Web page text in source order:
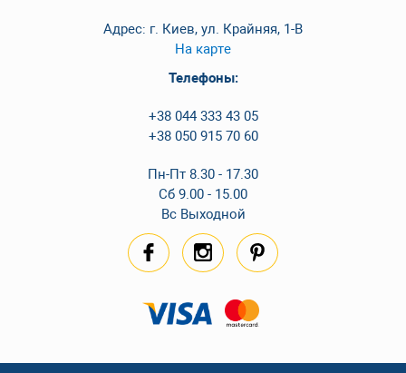
Адрес: г. Киев, ул. Крайняя, 1-В
На карте
Телефоны:
+38 044 333 43 05
+38 050 915 70 60
Пн-Пт 8.30 - 17.30
Сб 9.00 - 15.00
Вс Выходной